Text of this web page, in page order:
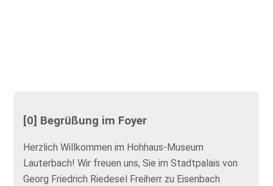
[0] Begrüßung im Foyer
Herzlich Willkommen im Hohhaus-Museum
Lauterbach! Wir freuen uns, Sie im Stadtpalais von
Georg Friedrich Riedesel Freiherr zu Eisenbach